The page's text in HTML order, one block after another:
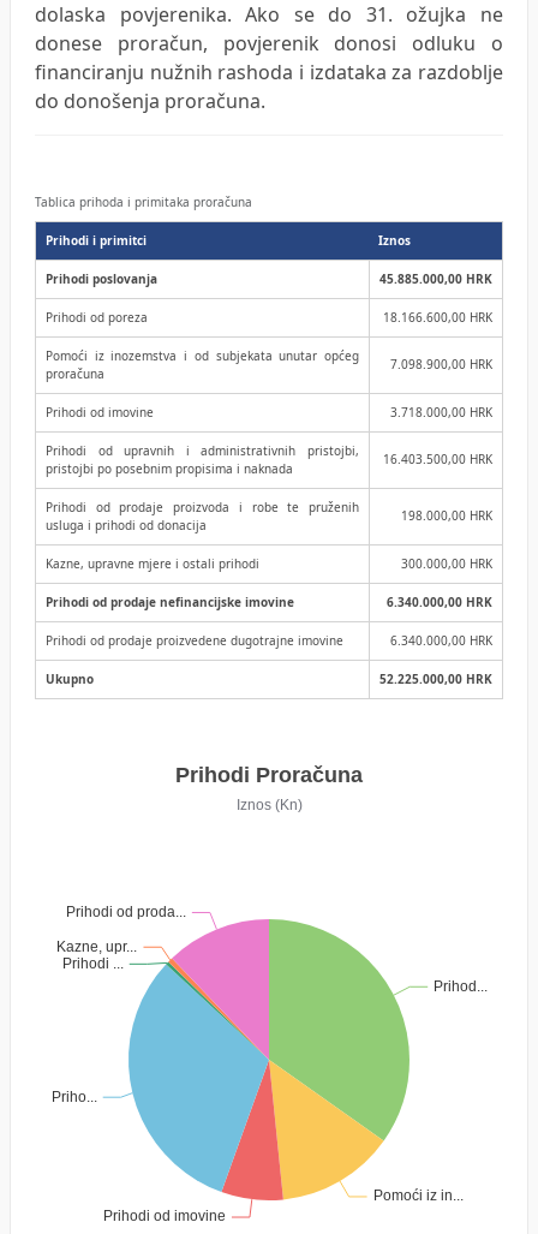
dolaska povjerenika. Ako se do 31. ožujka ne
donese proračun, povjerenik donosi odluku o
financiranju nužnih rashoda i izdataka za razdoblje
do donošenja proračuna.
Tablica prihoda i primitaka proračuna
Prihodi i primitci Iznos
Prihodi poslovanja 45.885.000,00 HRK
Prihodi od poreza 18.166.600,00 HRK
Pomoći iz inozemstva i od subjekata unutar općeg
proračuna
7.098.900,00 HRK
Prihodi od imovine 3.718.000,00 HRK
Prihodi od upravnih i administrativnih pristojbi,
pristojbi po posebnim propisima i naknada
16.403.500,00 HRK
Prihodi od prodaje proizvoda i robe te pruženih
usluga i prihodi od donacija
198.000,00 HRK
Kazne, upravne mjere i ostali prihodi 300.000,00 HRK
Prihodi od prodaje nefinancijske imovine 6.340.000,00 HRK
Prihodi od prodaje proizvedene dugotrajne imovine 6.340.000,00 HRK
Ukupno 52.225.000,00 HRK